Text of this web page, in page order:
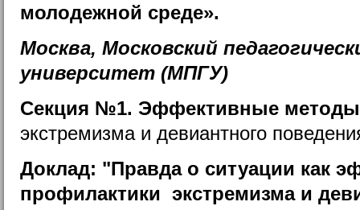
молодежной среде».
Москва, Московский
университет (МПГУ)
Секция №1. Эффективные
экстремизма и девиантного
Доклад: "Правда о ситуации как
профилактики экстремизма и